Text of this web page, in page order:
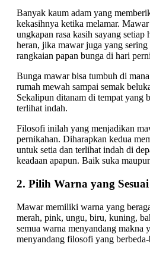
Banyak kaum adam yang
kekasihnya ketika melamar.
ungkapan rasa kasih sayang
heran, jika mawar juga yang sering
rangkaian papan bunga di hari
Bunga mawar bisa tumbuh di
rumah mewah sampai semak
Sekalipun ditanam di tempat yang
terlihat indah.
Filosofi inilah yang menjadikan
pernikahan. Diharapkan kedua
untuk setia dan terlihat indah di
keadaan apapun. Baik suka
2. Pilih Warna yang Sesuai
Mawar memiliki warna yang
merah, pink, ungu, biru, kuning,
semua warna menyandang makna
menyandang filosofi yang berbeda-